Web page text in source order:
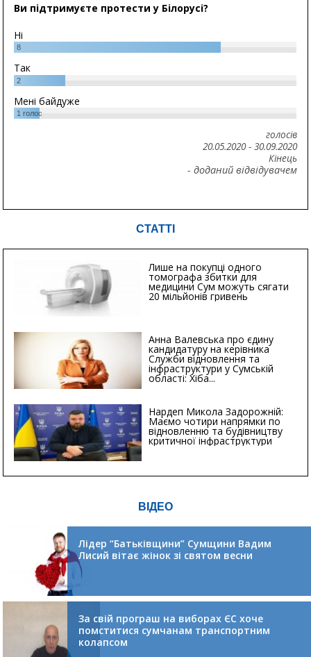
Ви підтримуєте протести у Білорусі?
Ні
8
Так
2
Мені байдуже
1 голос
голосів
20.05.2020- 30.09.2020
Кінець
- доданий відвідувачем
СТАТТІ
Лише на покупці одного
томографа збитки для
медицини Сум можуть сягати
20 мільйонів гривень
Анна Валевська про єдину
кандидатуру на керівника
Служби відновлення та
інфраструктури у Сумській
області: Хіба...
Нардеп Микола Задорожній:
Маємо чотири напрямки по
відновленню та будівництву
критичної інфраструктури
ВІДЕО
Лідер “Батьківщини” Сумщини Вадим
Лисий вітає жінок зі святом весни
За свій програш на виборах ЄС хоче
помститися сумчанам транспортним
колапсом